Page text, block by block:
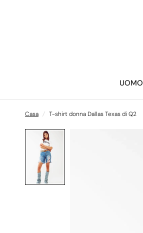
UOMO
Casa / T-shirt donna Dallas Texas di Q2